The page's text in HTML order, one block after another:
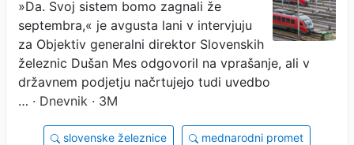
zamudo
»Da. Svoj sistem bomo zagnali že
septembra,« je avgusta lani v intervjuju
za Objektiv generalni direktor Slovenskih
železnic Dušan Mes odgovoril na vprašanje, ali v
državnem podjetju načrtujejo tudi uvedbo
… · Dnevnik · 3M
slovenske železnice mednarodni promet